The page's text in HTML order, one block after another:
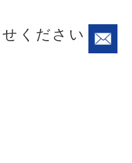
ください